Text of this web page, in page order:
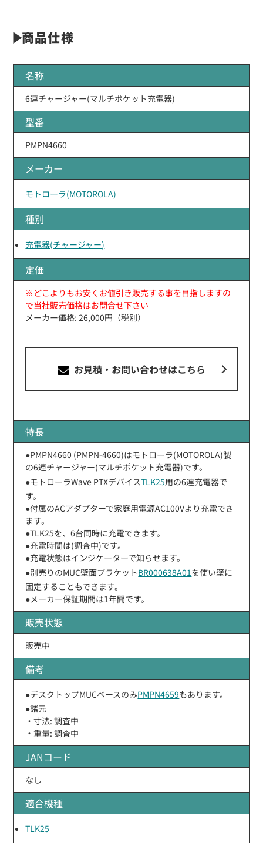
商品仕様
名称
6連チャージャー(マルチポケット充電器)
型番
PMPN4660
メーカー
モトローラ(MOTOROLA)
種別
充電器(チャージャー)
定価
※どこよりもお安くお値引き販売する事を目指しますの
で当社販売価格はお問合せ下さい
メーカー価格: 26,000円（税別）
お見積・お問い合わせはこちら
特長
●PMPN4660 (PMPN-4660)はモトローラ(MOTOROLA)製
の6連チャージャー(マルチポケット充電器)です。
●モトローラWave PTXデバイスTLK25用の6連充電器で
す。
●付属のACアダプターで家庭用電源AC100Vより充電でき
ます。
●TLK25を、6台同時に充電できます。
●充電時間は(調査中)です。
●充電状態はインジケーターで知らせます。
●別売りのMUC壁面ブラケットBR000638A01 を使い壁に
固定することもできます。
●メーカー保証期間は1年間です。
販売状態
販売中
備考
●デスクトップMUCベースのみPMPN4659もあります。
●諸元
・寸法: 調査中
・重量: 調査中
JANコード
なし
適合機種
TLK25